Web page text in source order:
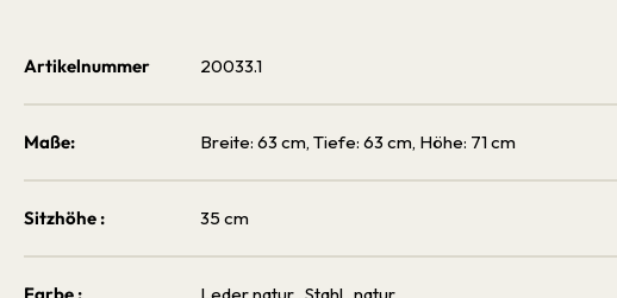
Artikelnummer 20033.1
Maße: Breite: 63 cm, Tiefe: 63 cm, Höhe: 71 cm
Sitzhöhe : 35 cm